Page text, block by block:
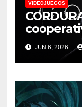
VIDEOJUEGOS
su tráiler
Future
JUN 6, 2026